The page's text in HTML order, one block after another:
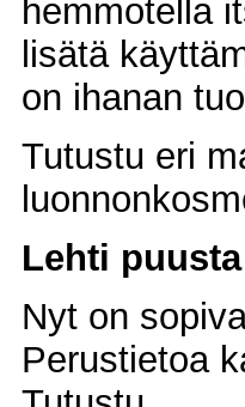
hemmotella
lisätä
on ihanan
Tutustu eri
Lehti
Nyt on
Perustietoa